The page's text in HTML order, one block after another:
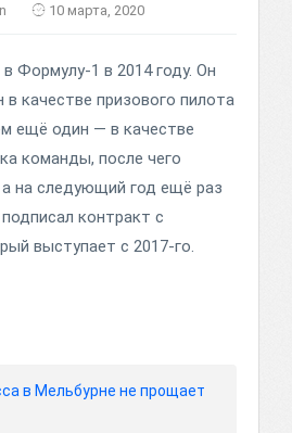
10 марта, 2020
Формулу-1 в 2014 году. Он
в качестве призового пилота
ещё один — в качестве
команды, после чего
а на следующий год ещё раз
контракт с
выступает с 2017-го.
в Мельбурне не прощает